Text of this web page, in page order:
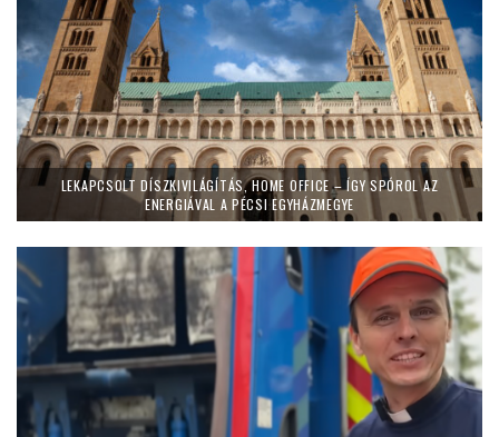
LEKAPCSOLT DÍSZKIVILÁGÍTÁS, HOME OFFICE – ÍGY SPÓROL AZ
ENERGIÁVAL A PÉCSI EGYHÁZMEGYE